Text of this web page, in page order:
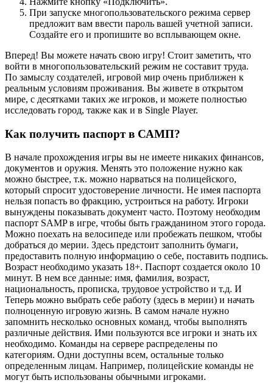
При запуске многопользовательского режима сервер
предложит вам ввести пароль вашей учетной записи.
Создайте его и пропишите во всплывающем окне.
Вперед! Вы можете начать свою игру! Стоит заметить, что
войти в многопользовательский режим не составит труда.
По замыслу создателей, игровой мир очень приближен к
реальным условиям проживания. Вы живете в открытом
мире, с десятками таких же игроков, и можете полностью
исследовать город, также как и в Single Player.
Как получить паспорт в САМП?
В начале прохождения игры вы не имеете никаких финансов,
документов и оружия. Менять это положение нужно как
можно быстрее, т.к. можно нарваться на полицейского,
который спросит удостоверение личности. Не имея паспорта
нельзя попасть во фракцию, устроиться на работу. Игроки
вынуждены показывать документ часто. Поэтому необходим
паспорт SAMP в игре, чтобы быть гражданином этого города.
Можно поехать на велосипеде или пробежать пешком, чтобы
добраться до мерии. Здесь предстоит заполнить бумаги,
предоставить полную информацию о себе, поставить подпись.
Возраст необходимо указать 18+. Паспорт создается около 10
минут. В нем все данные: имя, фамилия, возраст,
национальность, прописка, трудовое устройство и т.д. И
Теперь можно выбрать себе работу (здесь в мерии) и начать
полноценную игровую жизнь. В самом начале нужно
запомнить несколько основных команд, чтобы выполнять
различные действия. Ими пользуются все игроки и знать их
необходимо. Команды на сервере распределены по
категориям. Одни доступны всем, остальные только
определенным лицам. Например, полицейские команды не
могут быть использованы обычными игроками.